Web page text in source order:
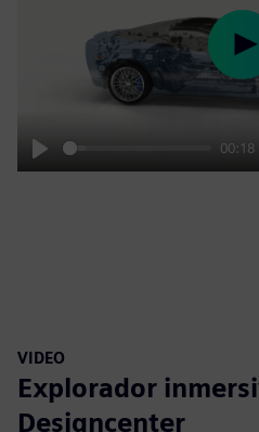
Play
00:18
VIDEO
Explorador
Designcenter